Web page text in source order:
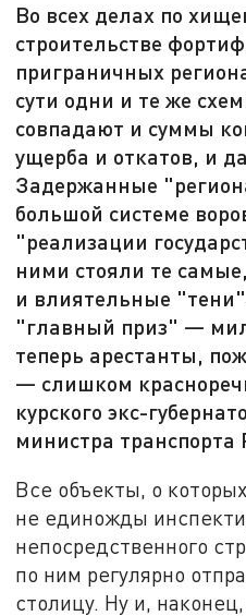
Во всех делах по
строительстве
приграничных
сути одни и те же
совпадают и суммы
ущерба и откатов, и
Задержанные
большой системе
"реализации
ними стояли те
и влиятельные
"главный приз" —
теперь арестанты,
— слишком
курского экс-
министра
Все объекты, о
не единожды
непосредственного
по ним регулярно
столицу. Ну и,